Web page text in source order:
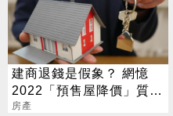
建商退錢是假象？ 網憶
2022「預售屋降價」質
疑：騙鬆綁
房產